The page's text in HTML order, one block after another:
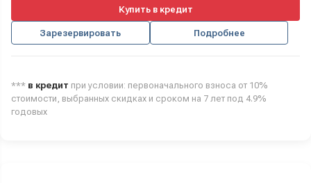
Купить в кредит
Зарезервировать Подробнее
*** в кредит при условии: первоначального взноса от 10%
стоимости, выбранных скидках и сроком на 7 лет под 4.9%
годовых